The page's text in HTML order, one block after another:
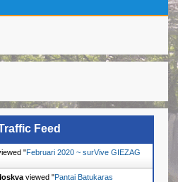
Feed
"Februari 2020 ~ surVive GIEZAG
viewed "Pantai Batukaras